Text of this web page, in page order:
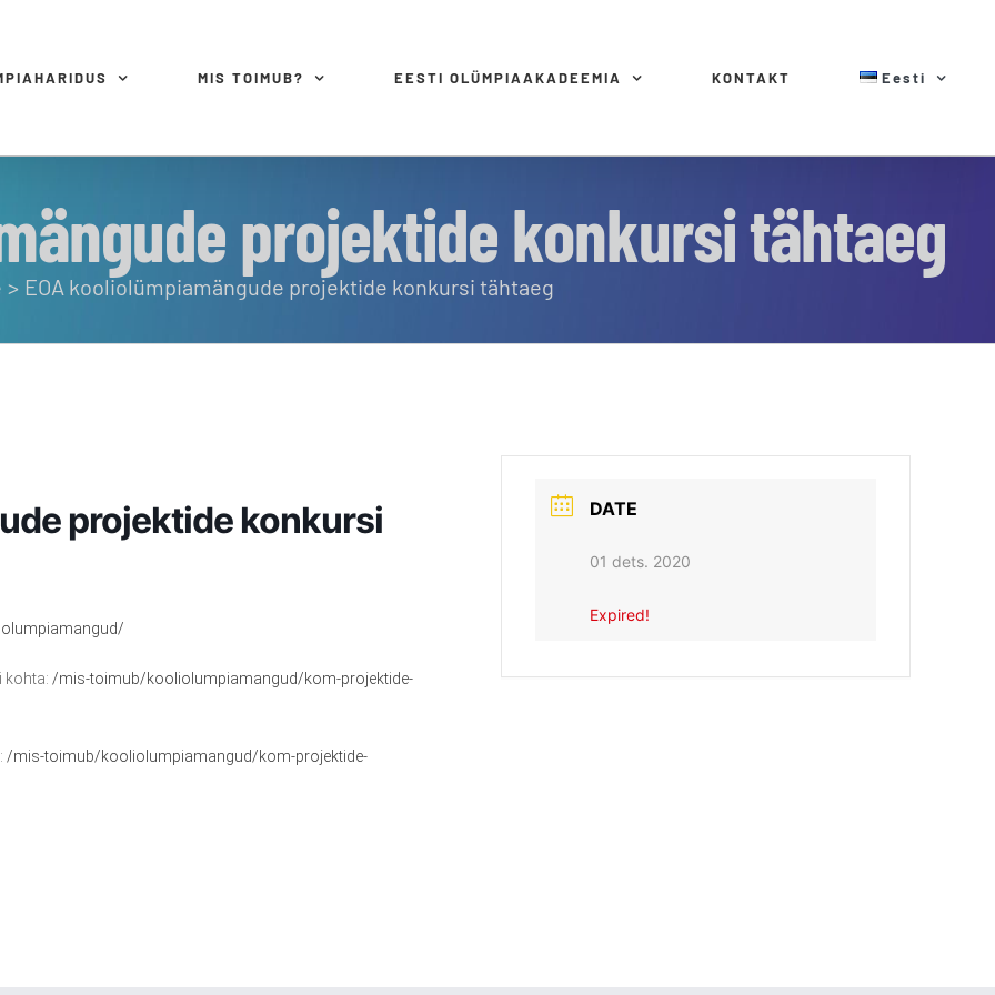
MIS TOIMUB? EESTI OLÜMPIAAKADEEMIA KONTAKT Eesti
projektide konkursi tähtaeg
EOA kooliolümpiamängude projektide konkursi tähtaeg
projektide konkursi
kohta: /mis-toimub/kooliolumpiamangud/kom-projektide-
/mis-toimub/kooliolumpiamangud/kom-projektide-
DATE
01 dets. 2020
Expired!